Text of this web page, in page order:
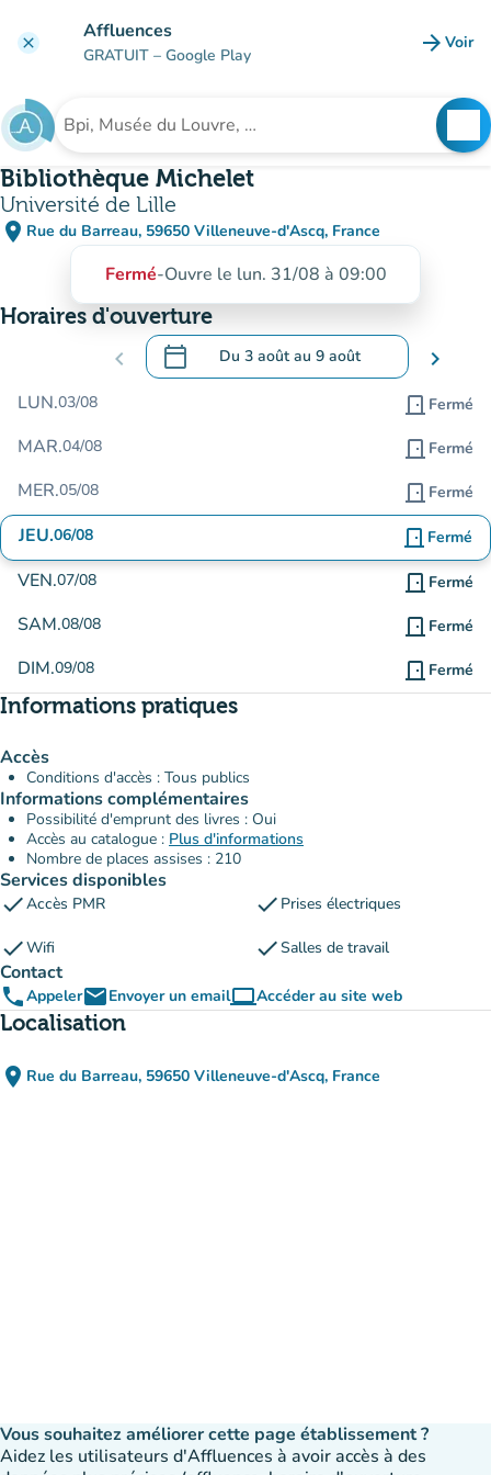
clear Affluences
GRATUIT – Google Play arrow_forward Voir
Rechercher un établissement
Bibliothèque Michelet
Université de Lille
place Rue du Barreau, 59650 Villeneuve-d'Ascq, France
(ouvrir dans Google Maps)
(nouvel onglet)
Fermé-Ouvre le lun. 31/08 à 09:00
Horaires d'ouverture
chevron_left calendar_today Du 3 aoûtau 9 août
.Ouvrir le calendrier pour changer de
chevron_right
LUN.03/08 door_front Fermé
MAR.04/08 door_front Fermé
MER.05/08 door_front Fermé
JEU.06/08 door_front Fermé
VEN.07/08 door_front Fermé
SAM.08/08 door_front Fermé
DIM.09/08 door_front Fermé
Informations pratiques
Accès
Conditions d'accès : Tous publics
Informations complémentaires
Possibilité d'emprunt des livres : Oui
Accès au catalogue : Plus d'informations
Nombre de places assises : 210
Services disponibles
checkAccès PMR check Prises électriques
checkWifi checkSalles de travail
Contact
phoneAppeleremailEnvoyer un emailcomputerAccéder au site web
(nouvel onglet)
Localisation
place Rue du Barreau, 59650 Villeneuve-d'Ascq, France
(ouvrir dans Google Maps)
(nouvel onglet)
Vous souhaitez améliorer cette page établissement ?
Aidez les utilisateurs d'Affluences à avoir accès à des